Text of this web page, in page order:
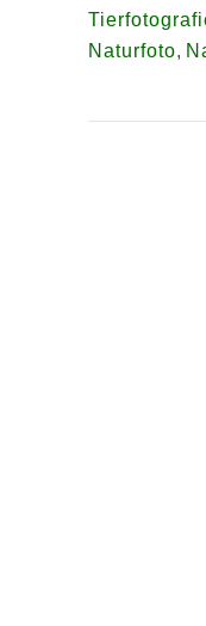
Naturfoto,